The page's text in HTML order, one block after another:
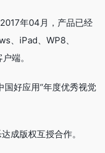
年04月，产品已经
、iPad、WP8、
端。
国好应用“年度优秀视觉
成版权互授合作。